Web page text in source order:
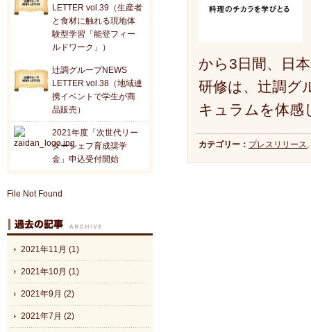
から3日間、日
研修は、辻調グ
キュラムを体感
カテゴリー： プレスリリース,
LETTER vol.39（生産者
と食材に触れる現地体
験型学習「能登フィー
ルドワーク」）
辻調グループNEWS
LETTER vol.38（地域連
携イベントで学生が商
品販売）
2021年度「次世代リー
ダーシェフ育成奨学
金」申込受付開始
File Not Found
2021年11月 (1)
2021年10月 (1)
2021年9月 (2)
2021年7月 (2)